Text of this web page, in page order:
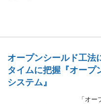
オープンシールド工法
タイムに把握 『オー
システム』
「オ